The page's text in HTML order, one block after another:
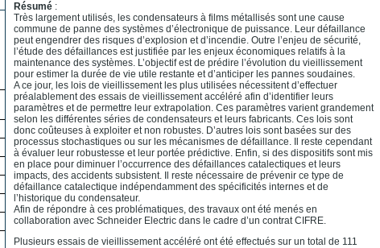
Résumé :
Très largement utilisés, les condensateurs à films métallisés sont une cause
commune de panne des systèmes d’électronique de puissance. Leur défaillance
peut engendrer des risques d’explosion et d’incendie. Outre l’enjeu de sécurité,
l’étude des défaillances est justifiée par les enjeux économiques relatifs à la
maintenance des systèmes. L’objectif est de prédire l’évolution du vieillissement
pour estimer la durée de vie utile restante et d’anticiper les pannes soudaines.
A ce jour, les lois de vieillissement les plus utilisées nécessitent d’effectuer
préalablement des essais de vieillissement accéléré afin d’identifier leurs
paramètres et de permettre leur extrapolation. Ces paramètres varient grandement
selon les différentes séries de condensateurs et leurs fabricants. Ces lois sont
donc coûteuses à exploiter et non robustes. D’autres lois sont basées sur des
processus stochastiques ou sur les mécanismes de défaillance. Il reste cependant
à évaluer leur robustesse et leur portée prédictive. Enfin, si des dispositifs sont mis
en place pour diminuer l’occurrence des défaillances catalectiques et leurs
impacts, des accidents subsistent. Il reste nécessaire de prévenir ce type de
défaillance catalectique indépendamment des spécificités internes et de
l’historique du condensateur.
Afin de répondre à ces problématiques, des travaux ont été menés en
collaboration avec Schneider Electric dans le cadre d’un contrat CIFRE.
Plusieurs essais de vieillissement accéléré ont été effectués sur un total de 111